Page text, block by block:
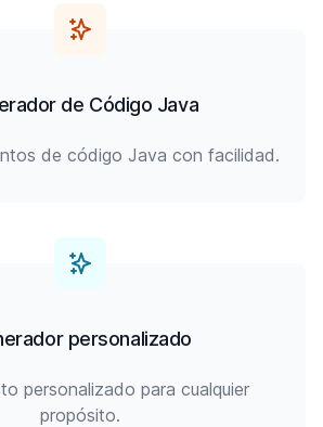
de Código Java
de código Java con facilidad.
personalizado
personalizado para cualquier
propósito.